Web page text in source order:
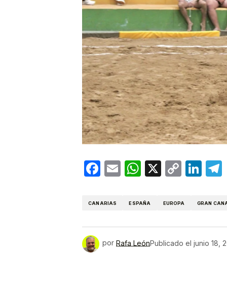
Facebook
EmailWhatsApp
X
Copy
CANARIAS ESPAÑA EUROPA GRAN
por Rafa LeónPublicado el junio 18,